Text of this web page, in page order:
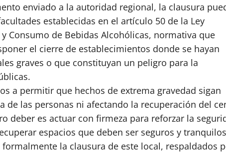
enviado a la autoridad regional, la clausura
establecidas en el artículo 50 de la Ley
Consumo de Bebidas Alcohólicas, normativa que
el cierre de establecimientos donde se hayan
graves o que constituyan un peligro para la
a permitir que hechos de extrema gravedad sigan
de las personas ni afectando la recuperación del
deber es actuar con firmeza para reforzar la
espacios que deben ser seguros y
la clausura de este local, respaldados